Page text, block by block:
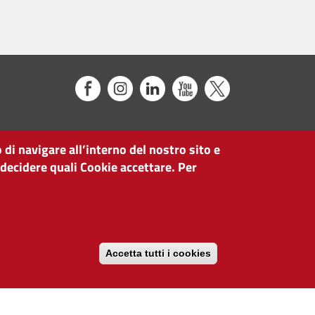
navigare all’interno del nostro sito e
quali Cookie accettare. Per
Accetta tutti i cookies